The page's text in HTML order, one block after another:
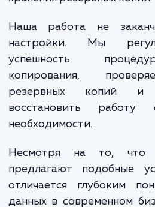
Мы знаем, что для
свой подход, именно
настраиваем процесс
чтобы он
потребностям. Наши
оптимальную
копирования,
процесса и
хранения резервных